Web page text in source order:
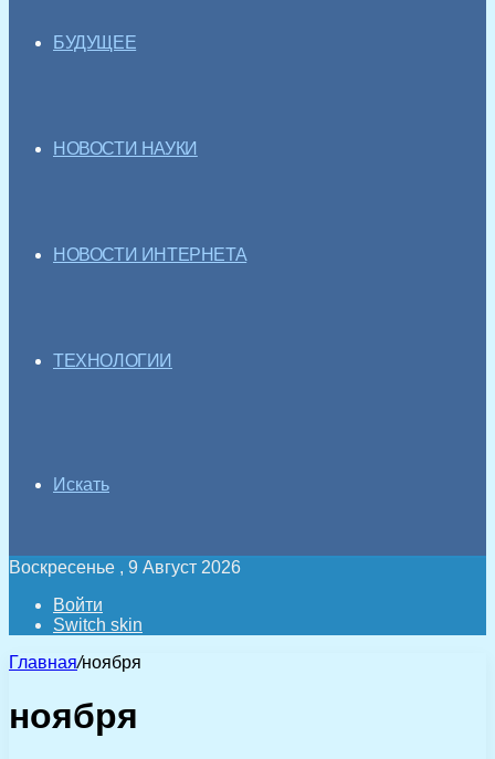
БУДУЩЕЕ
НОВОСТИ НАУКИ
НОВОСТИ ИНТЕРНЕТА
ТЕХНОЛОГИИ
Искать
Воскресенье , 9 Август 2026
Войти
Switch skin
Главная/ноября
ноября